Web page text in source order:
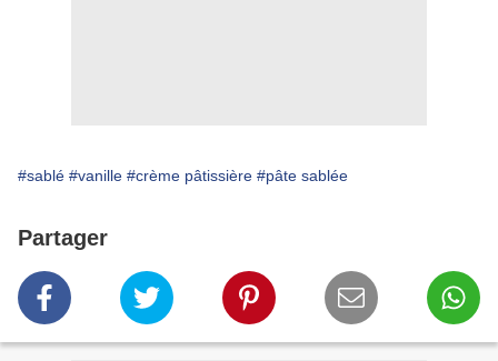
#sablé #vanille #crème pâtissière #pâte sablée
Partager